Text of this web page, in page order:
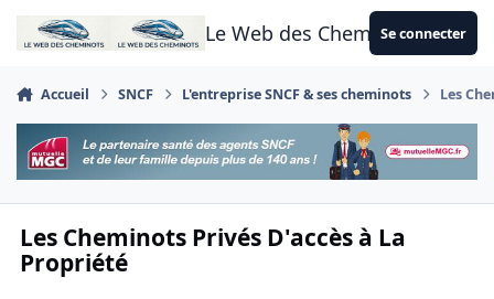
Aller au contenu
Le Web des CheminotsSe connecter
Accueil SNCF L'entreprise SNCF & ses cheminots Les
Les Cheminots Privés D'accès à La
Propriété